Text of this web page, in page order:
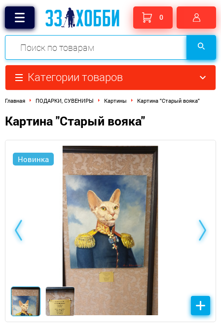
0
Категории товаров
Главная ПОДАРКИ, СУВЕНИРЫ Картины Картина "Старый вояка"
Картина "Старый вояка"
Новинка